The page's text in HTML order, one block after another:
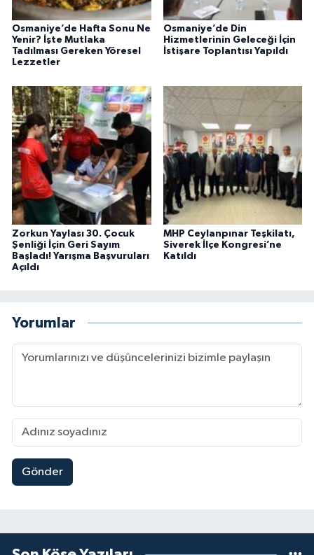
Osmaniye’de Hafta Sonu Ne
Yenir? İşte Mutlaka
Tadılması Gereken Yöresel
Lezzetler
Osmaniye’de Din
Hizmetlerinin Geleceği İçin
İstişare Toplantısı Yapıldı
Zorkun Yaylası 30. Çocuk
Şenliği İçin Geri Sayım
Başladı! Yarışma Başvuruları
Açıldı
MHP Ceylanpınar Teşkilatı,
Siverek İlçe Kongresi’ne
Katıldı
Yorumlar
Gönder